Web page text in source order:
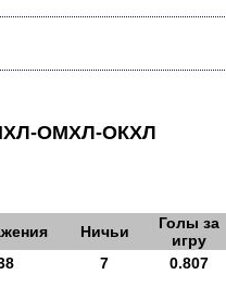
ОМХЛ-ОКХЛ
Ничьи
Голы за
игру
7 0.807